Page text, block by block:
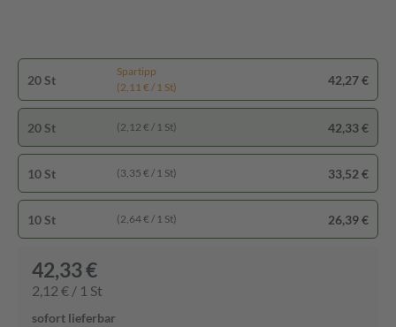
20 St
Spartipp
(2,11 € / 1 St)
42,27 €
20 St (2,12 € / 1 St) 42,33 €
10 St (3,35 € / 1 St) 33,52 €
10 St (2,64 € / 1 St) 26,39 €
42,33 €
2,12 € / 1 St
sofort lieferbar